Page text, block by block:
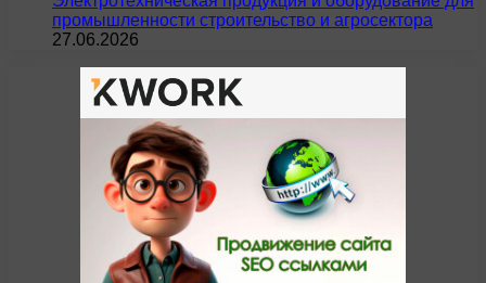
промышленности строительство и агросектора
27.06.2026